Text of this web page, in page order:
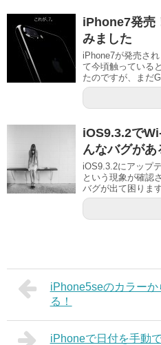
iPhone7発売
みました
iPhone7が発売さ
て今頃触っている
たのですが、まだ
iOS9.3.2で
んなバグがあ
iOS9.3.2にアップ
という現象が確認
バグが出て困りま
iPhone5seのカラーか
る！
iPhoneで日付を手動